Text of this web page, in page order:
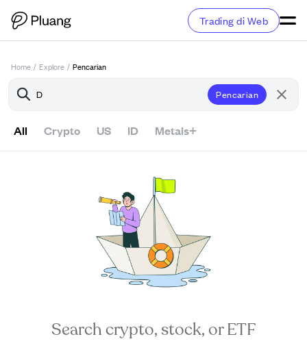
Trading di Web
Home / Explore / Pencarian
Pencarian
All Crypto US ID Metals+
Search crypto, stock, or ETF